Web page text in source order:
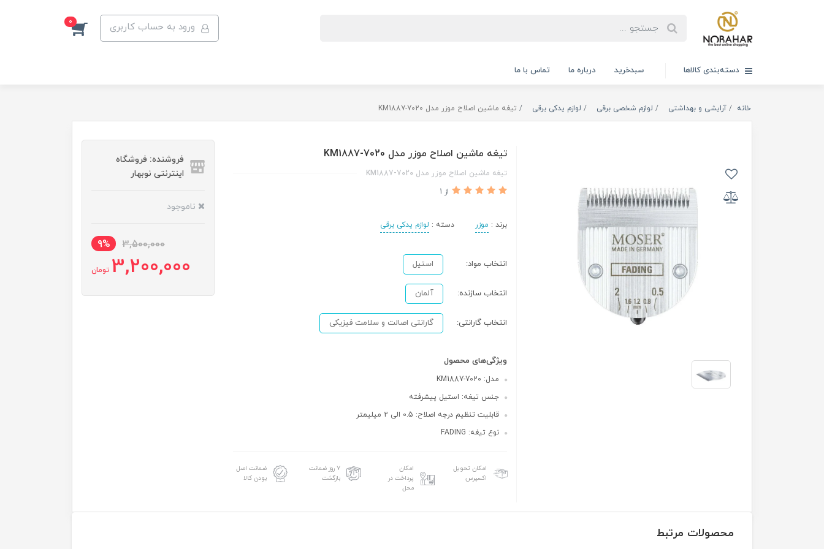
ورود به حساب کاربری 0
دسته‌بندی کالاها سبدخرید درباره ما تماس با ما
خانه آرایشی و بهداشتی لوازم شخصی برقی لوازم یدکی برقی تیغه ماشین اصلاح موزر مدل KM1887-7020
تیغه ماشین اصلاح موزر مدل KM1887-7020
تیغه ماشین اصلاح موزر مدل KM1887-7020
از 1
برند : موزر دسته : لوازم یدکی برقی
انتخاب مواد: استیل
انتخاب سازنده: آلمان
انتخاب گارانتی: گارانتی اصالت و سلامت فیزیکی
ویژگی‌های محصول
مدل: KM1887-7020
جنس تیغه: استیل پیشرفته
قابلیت تنظیم درجه اصلاح: 0.5 الی 2 میلیمتر
نوع تیغه: FADING
امکان تحویل
اکسپرس
امکان
پرداخت در
محل
۷ روز ضمانت
بازگشت
ضمانت اصل
بودن کالا
فروشنده: فروشگاه
اینترنتی نوبهار
ناموجود
3,500,000
9%
3,200,000 تومان
محصولات مرتبط